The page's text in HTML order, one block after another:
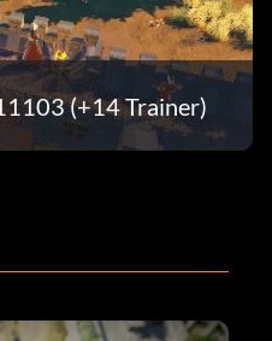
(+14 Trainer)